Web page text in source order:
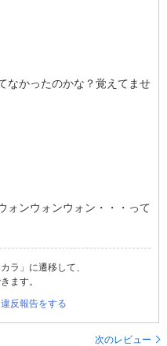
なかったのかな？覚えてませ
ォンウォンウォン・・・って
ラ」に遷移して、
ます。
反報告をする
次のレビュー